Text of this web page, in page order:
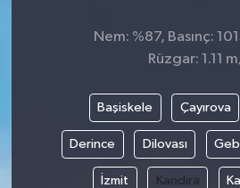
Nem: %87, Basınç:
Rüzgar: 1.11
Başiskele Çayırova
Derince Dilovası
İzmit Kandıra